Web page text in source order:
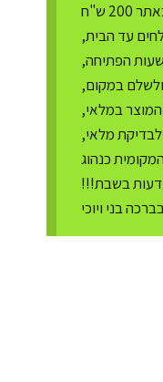
ש"ח
הפתיחה,
ולשלם במקום,
במלאי,
מלאי,
כנהוג
בשבת!!!
בני ויוכי